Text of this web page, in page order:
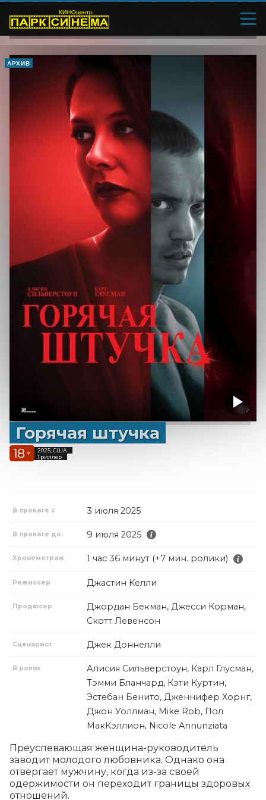
АРХИВ
Горячая штучка
18 +
2025, США
Триллер
В прокате с 3 июля 2025
В прокате до 9 июля 2025
Хронометраж 1 час 36 минут (+7 мин. ролики)
Режиссер Джастин Келли
Продюсер
Джордан Бекман, Джесси Корман,
Скотт Левенсон
Сценарист Джек Доннелли
В ролях
Алисия Сильверстоун, Карл Глусман,
Тэмми Бланчард, Кэти Куртин,
Эстебан Бенито, Дженнифер Хорнг,
Джон Уоллман, Mike Rob, Пол
МакКэллион, Nicole Annunziata
Преуспевающая женщина-руководитель
заводит молодого любовника. Однако она
отвергает мужчину, когда из-за своей
одержимости он переходит границы здоровых
отношений.